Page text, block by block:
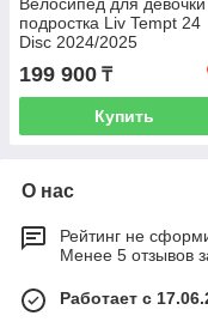
Велосипед для девочки
подростка Liv Tempt 24
Disc 2024/2025
199 900 ₸
Купить
О нас
Рейтинг не
Менее 5 отзывов
Работает с